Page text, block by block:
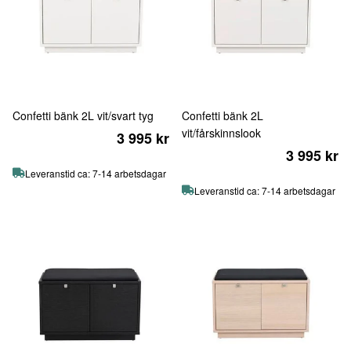
Confetti bänk 2L vit/svart tyg
3 995 kr
Leveranstid ca: 7-14 arbetsdagar
Confetti bänk 2L
vit/fårskinnslook
3 995 kr
Leveranstid ca: 7-14 arbetsdagar